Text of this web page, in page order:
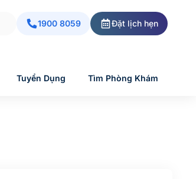
1900 8059 Đặt lịch hẹn
Tuyển Dụng Tìm Phòng Khám